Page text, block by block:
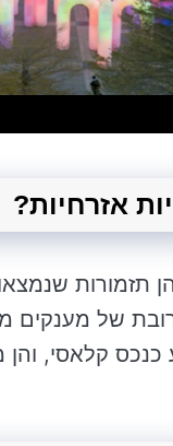
אזרחיות?
הן תזמורות
של מענקים
כנכס קלאסי,